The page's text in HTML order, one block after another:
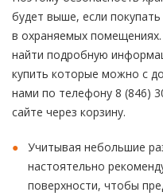
будет выше, если
в охраняемых
найти подробную
купить которые можно с
нами по телефону 8 (846)
сайте через корзину.
Учитывая небольшие
настоятельно
поверхности, чтобы